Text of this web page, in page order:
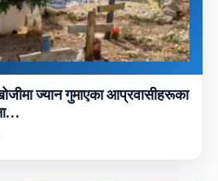
ज्यान गुमाएका आप्रवासीहरूका